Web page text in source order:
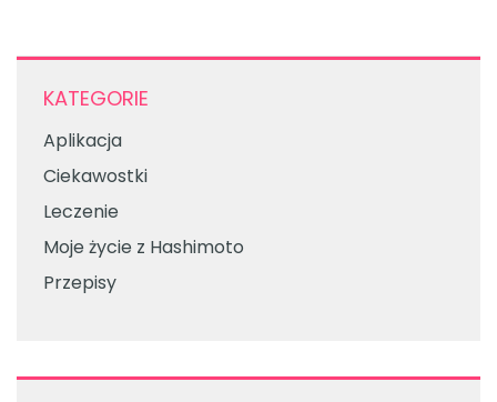
KATEGORIE
Aplikacja
Ciekawostki
Leczenie
Moje życie z Hashimoto
Przepisy